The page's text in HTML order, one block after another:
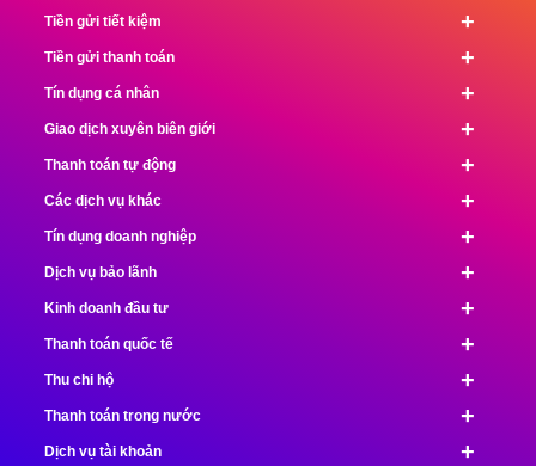
+
Tiền gửi tiết kiệm
+
Tiền gửi thanh toán
+
Tín dụng cá nhân
+
Giao dịch xuyên biên giới
+
Thanh toán tự động
+
Các dịch vụ khác
+
Tín dụng doanh nghiệp
+
Dịch vụ bảo lãnh
+
Kinh doanh đầu tư
+
Thanh toán quốc tế
+
Thu chi hộ
+
Thanh toán trong nước
+
Dịch vụ tài khoản